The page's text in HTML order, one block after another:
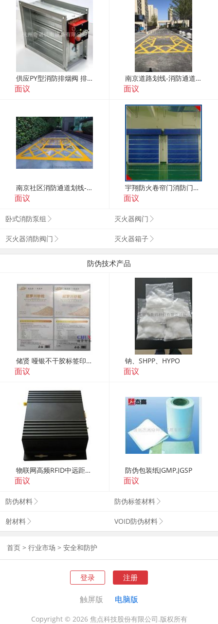
供应PY型消防排烟阀 排烟口 送风口
面议
南京道路划线-消防通道划线
面议
南京社区消防通道划线-南京道路划线-南京达尊
面议
宇翔防火卷帘门消防门防火门电动门工业门生产厂家
面议
卧式消防泵组 灭火器阀门
灭火器消防阀门 灭火器箱子
防伪技术产品
储贤 哑银不干胶标签印刷定制 上海图册印刷定制
面议
钠、SHPP、HYPO
面议
物联网高频RFID中远距离读写器（FM200）
面议
防伪包装纸JGMP,JGSP
面议
防伪材料 防伪标签材料
射材料 VOID防伪材料
首页 > 行业市场 > 安全和防护
登录 注册
触屏版 电脑版
Copyright © 2026 焦点科技股份有限公司.版权所有